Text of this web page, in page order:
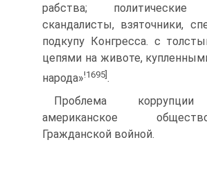
рабства; политические
скандалисты, взяточники,
подкупу Конгресса. с
цепями на животе,
народа»!1695] .
Проблема коррупции
американское
Гражданской войной.